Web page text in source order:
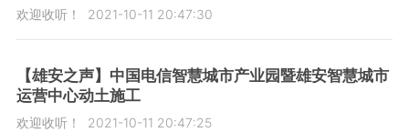
欢迎收听！ 2021-10-11 20:47:30
【雄安之声】中国电信智慧城市产业园暨雄安智慧城市
运营中心动土施工
欢迎收听！ 2021-10-11 20:47:25